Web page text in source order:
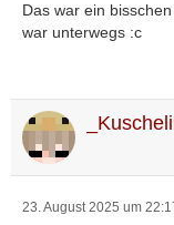
Das war ein
war unterwegs :c
23. August 2025 um